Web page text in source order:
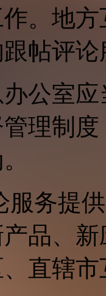
。地
帖评
公室
理制
服务提
品、
直辖